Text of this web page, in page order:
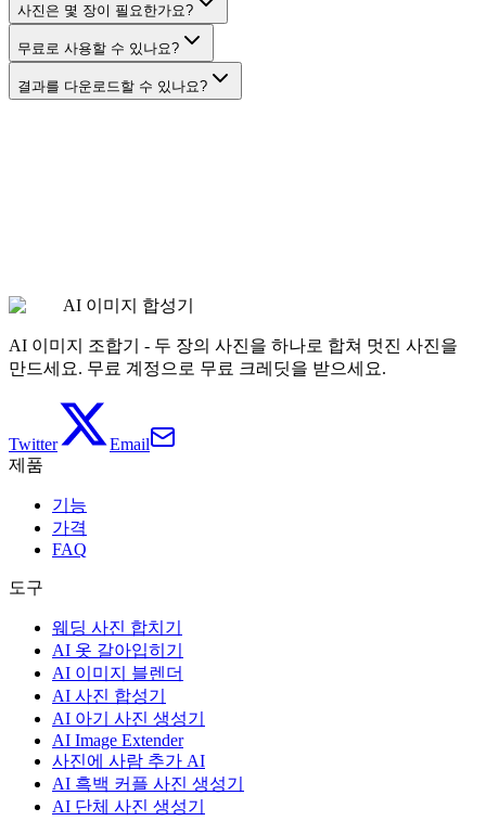
사진은 몇 장이 필요한가요?
무료로 사용할 수 있나요?
결과를 다운로드할 수 있나요?
가격 보기AI 이미지 합성기
AI 이미지 조합기 - 두 장의 사진을 하나로 합쳐 멋진 사진을
만드세요. 무료 계정으로 무료 크레딧을 받으세요.
Twitter
Email
제품
기능
가격
FAQ
도구
웨딩 사진 합치기
AI 옷 갈아입히기
AI 이미지 블렌더
AI 사진 합성기
AI 아기 사진 생성기
AI Image Extender
사진에 사람 추가 AI
AI 흑백 커플 사진 생성기
AI 단체 사진 생성기